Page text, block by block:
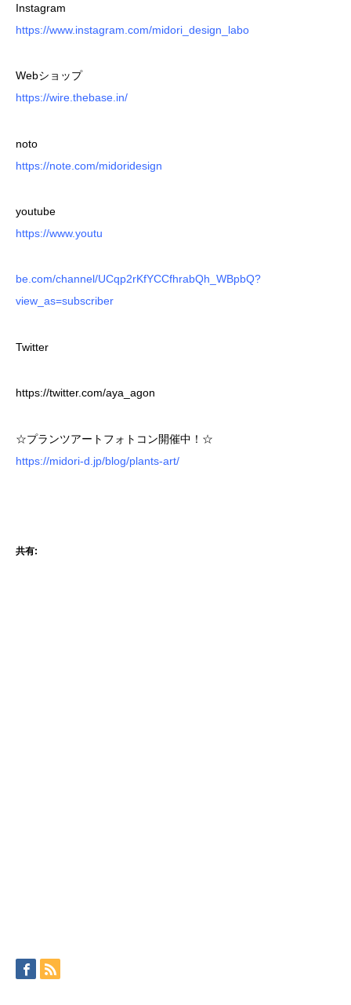
Instagram
https://www.instagram.com/midori_design_labo
Webショップ
https://wire.thebase.in/
noto
https://note.com/midoridesign
youtube
https://www.youtu
be.com/channel/UCqp2rKfYCCfhrabQh_WBpbQ?
view_as=subscriber
Twitter
https://twitter.com/aya_agon
☆プランツアートフォトコン開催中！☆
https://midori-d.jp/blog/plants-art/
共有: